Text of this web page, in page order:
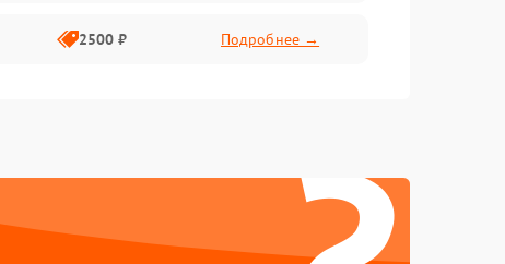
2500 ₽ Подробнее →